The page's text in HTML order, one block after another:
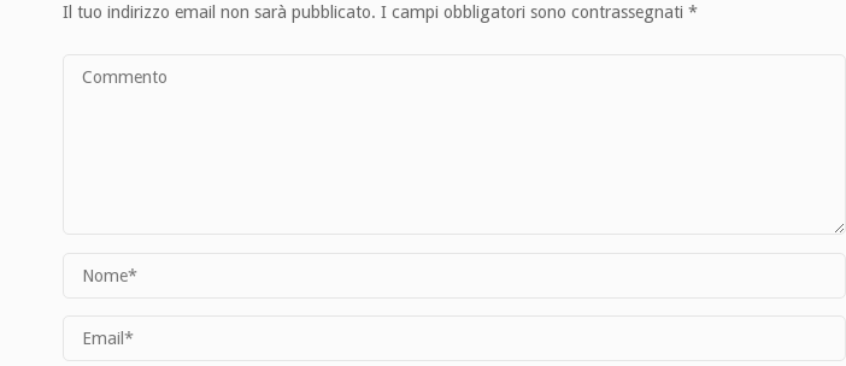
Il tuo indirizzo email non sarà pubblicato. I campi obbligatori sono contrassegnati*